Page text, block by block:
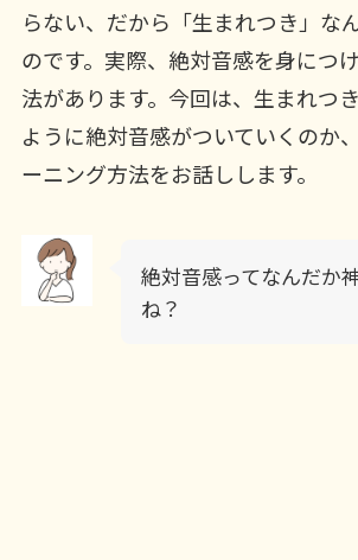
らない、だから「生まれつき」な
のです。実際、絶対音感を身につ
法があります。今回は、生まれつ
ように絶対音感がついていくのか
ーニング方法をお話しします。
絶対音感ってなんだか
ね？